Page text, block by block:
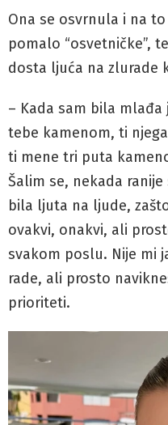
Ona se osvrnula i na
pomalo “osvetničke”,
dosta ljuća na zlurade
– Kada sam bila mlađa
tebe kamenom, ti
ti mene tri puta
Šalim se, nekada
bila ljuta na ljude,
ovakvi, onakvi, ali
svakom poslu. Nije mi
rade, ali prosto
prioriteti.